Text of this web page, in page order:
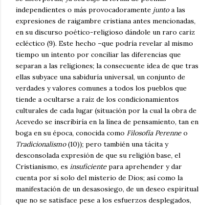
independientes o más provocadoramente juntoa las
expresiones de raigambre cristiana antes mencionadas,
en su discurso poético-religioso dándole un raro cariz
ecléctico (9). Este hecho –que podría revelar al mismo
tiempo un intento por conciliar las diferencias que
separan a las religiones; la consecuente idea de que tras
ellas subyace una sabiduría universal, un conjunto de
verdades y valores comunes a todos los pueblos que
tiende a ocultarse a raíz de los condicionamientos
culturales de cada lugar (situación por la cual la obra de
Acevedo se inscribiría en la línea de pensamiento, tan en
boga en su época, conocida como Filosofía Perenne o
Tradicionalismo(10)); pero también una tácita y
desconsolada expresión de que su religión base, el
Cristianismo, es insuficiente para aprehender y dar
cuenta por sí solo del misterio de Dios; así como la
manifestación de un desasosiego, de un deseo espiritual
que no se satisface pese a los esfuerzos desplegados,